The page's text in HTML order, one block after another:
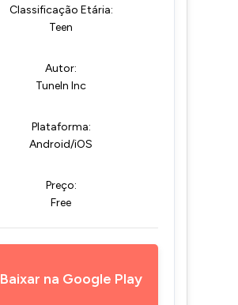
Classificação Etária:
Teen
Autor:
TuneIn Inc
Plataforma:
Android/iOS
Preço:
Free
Baixar na Google Play